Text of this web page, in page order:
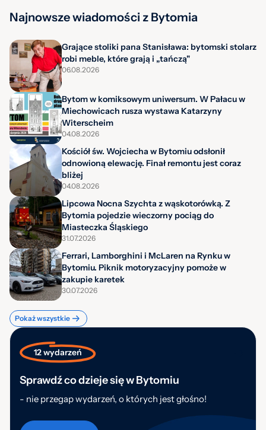
Najnowsze wiadomości z Bytomia
Grające stoliki pana Stanisława: bytomski stolarz
robi meble, które grają i „tańczą"
06.08.2026
Bytom w komiksowym uniwersum. W Pałacu w
Miechowicach rusza wystawa Katarzyny
Witerscheim
04.08.2026
Kościół św. Wojciecha w Bytomiu odsłonił
odnowioną elewację. Finał remontu jest coraz
bliżej
04.08.2026
Lipcowa Nocna Szychta z wąskotorówką. Z
Bytomia pojedzie wieczorny pociąg do
Miasteczka Śląskiego
31.07.2026
Ferrari, Lamborghini i McLaren na Rynku w
Bytomiu. Piknik motoryzacyjny pomoże w
zakupie karetek
30.07.2026
Pokaż wszystkie
12 wydarzeń
Sprawdź co dzieje się w Bytomiu
- nie przegap wydarzeń, o których jest głośno!